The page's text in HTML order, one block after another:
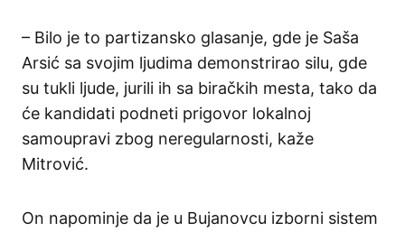
– Bilo je to partizansko glasanje, gde je Saša
Arsić sa svojim ljudima demonstrirao silu, gde
su tukli ljude, jurili ih sa biračkih mesta, tako da
će kandidati podneti prigovor lokalnoj
samoupravi zbog neregularnosti, kaže
Mitrović.
On napominje da je u Bujanovcu izborni sistem